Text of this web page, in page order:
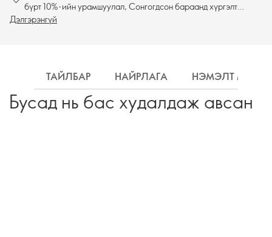
бүрт 10%-ийн урамшуулал, Сонгогдсон бараанд хүргэлт
үнэгүй
Дэлгэрэнгүй
ТАЙЛБАР НАЙРЛАГА НЭМЭЛТ
Бусад нь бас худалдаж авсан